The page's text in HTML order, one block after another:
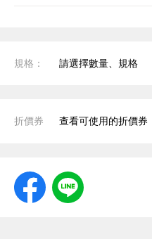
規格： 請選擇數量、規格
折價券 查看可使用的折價券